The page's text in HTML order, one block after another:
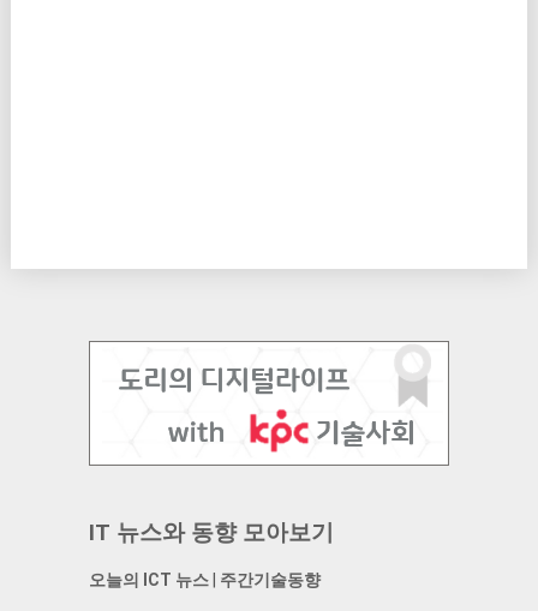
IT 뉴스와 동향 모아보기
오늘의 ICT 뉴스| 주간기술동향